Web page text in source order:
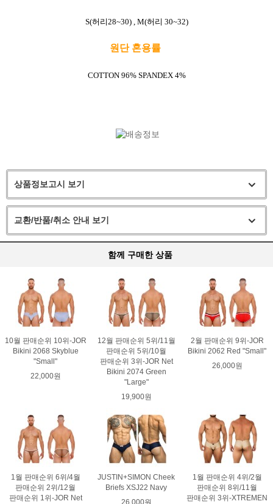
S(허리28~30) , M(허리 30~32)
원단 혼용률
COTTON 96% SPANDEX 4%
상품정보고시 보기
교환/반품/취소 안내 보기
함께 구매한 상품
10월 판매순위 10위-JOR
Bikini 2068 Skyblue
"Small"
22,000원
12월 판매순위 5위/11월
판매순위 5위/10월
판매순위 3위-JOR Net
Bikini 2074 Green
"Large"
19,900원
2월 판매순위 9위-JOR
Bikini 2062 Red "Small"
26,000원
1월 판매순위 6위/4월
판매순위 2위/12월
판매순위 1위-JOR Net
JUSTIN+SIMON Cheek
Briefs XSJ22 Navy
26,000원
1월 판매순위 4위/2월
판매순위 8위/11월
판매순위 3위-XTREMEN